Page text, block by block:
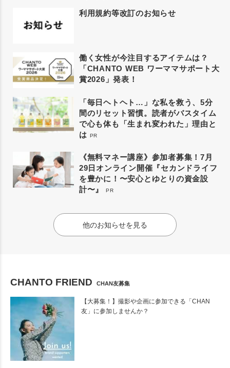
利用規約等改訂のお知らせ
働く女性が今注目するアイテムは？
「CHANTO WEB ワーママサポート大
賞2026」発表！
「毎日ヘトヘト…」な私を救う、5分
間のリセット習慣。読者がバスタイム
で心も体も「生まれ変われた」理由と
は
PR
《無料マネー講座》参加者募集！7月
29日オンライン開催『セカンドライフ
を豊かに！〜安心とゆとりの資金設
計〜』
PR
他のお知らせを見る
CHANTO FRIEND CHAN友募集
【大募集！】撮影や企画に参加できる「CHAN
友」に参加しませんか？